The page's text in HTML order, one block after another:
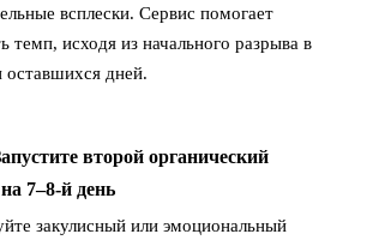
всплески. Сервис помогает
темп, исходя из начального разрыва в
оставшихся дней.
второй органический
7–8-й день
закулисный или эмоциональный